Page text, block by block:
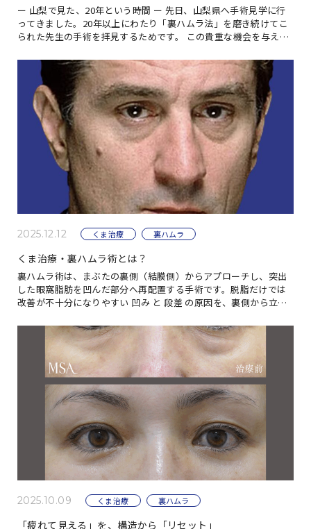
ー 山梨で見た、20年という時間 ー 先日、山梨県へ手術見学に行
ってきました。20年以上にわたり「裏ハムラ法」を磨き続けてこ
られた先生の手術を拝見するためです。 この貴重な機会を与えて
2025.12.12 くま治療 裏ハムラ
くま治療・裏ハムラ術とは？
裏ハムラ術は、まぶたの裏側（結膜側）からアプローチし、突出
した眼窩脂肪を凹んだ部分へ再配置する手術です。脱脂だけでは
改善が不十分になりやすい 凹み と 段差 の原因を、裏側から立体
2025.10.09 くま治療 裏ハムラ
「疲れて見える」を、構造から「リセット」